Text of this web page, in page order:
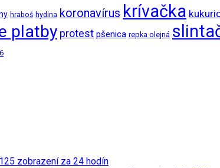
hraboš hydina koronavírus krívačka
platby protest pšenica repka olejná
zobrazení za 24 hodín